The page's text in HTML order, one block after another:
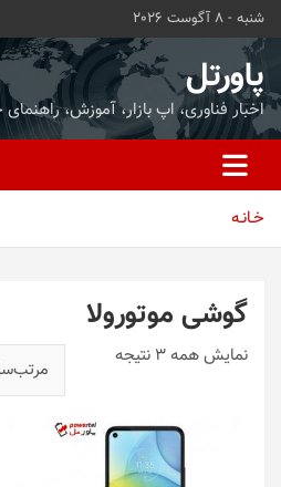
محتوا
بروید
شنبه - 8 آگوست 2026
پاورتل
اخبار فناوری، اپ بازار، آموزش،
خـانـه
گوشی موتورولا
نمایش همه 3 نتیجه